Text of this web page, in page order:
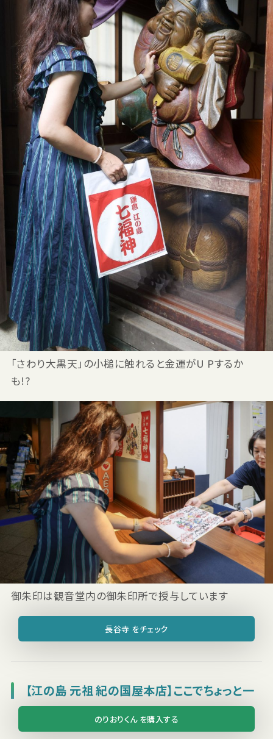
「さわり大黒天」の小槌に触れると金運がU Pするか
も!?
御朱印は観音堂内の御朱印所で授与しています
長谷寺 をチェック
【江の島 元祖 紀の国屋本店】ここでちょっと一
息
長谷寺から長谷駅に戻ったら、江ノ電に乗り江ノ島駅に
のりおりくん を購入する